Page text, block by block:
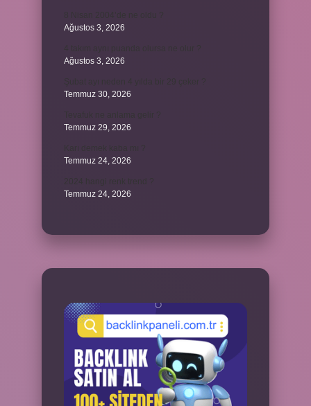
Ağustos 3, 2026
Ağustos 3, 2026
Temmuz 30, 2026
Temmuz 29, 2026
Temmuz 24, 2026
Temmuz 24, 2026